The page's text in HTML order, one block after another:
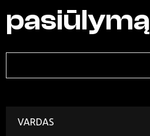
pasiūlymą